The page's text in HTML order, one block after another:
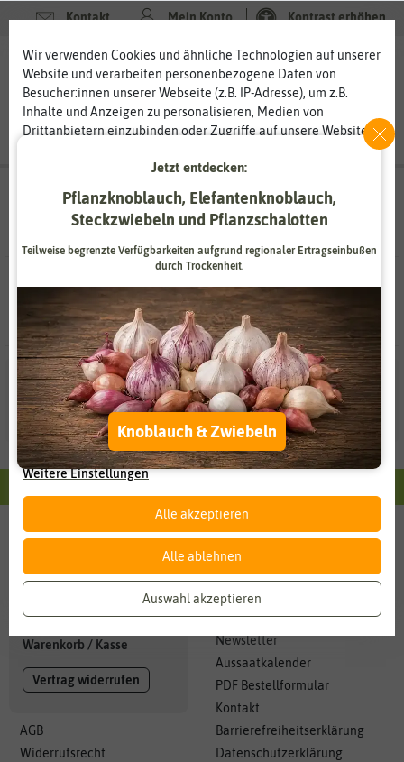
Kontakt Mein Konto Kontrast erhöhen
0 0
Anzucht & Gartenzubehör- Gartengeräte &
Gartenwerkzeuge- Ernten - Blumenkellen
Filter
Alle Informationen im Überblick
Anmelden
Warenkorb / Kasse
Vertrag widerrufen
AGB
Widerrufsrecht
Haltbarkeit
Zahlung + Versand
Karriere
Newsletter
Aussaatkalender
PDF Bestellformular
Kontakt
Barrierefreiheitserklärung
Datenschutzerklärung
Wir verwenden Cookies und ähnliche Technologien auf unserer
Website und verarbeiten personenbezogene Daten von
Besucher:innen unserer Webseite (z.B. IP-Adresse), um z.B.
Inhalte und Anzeigen zu personalisieren, Medien von
Drittanbietern einzubinden oder Zugriffe auf unsere Website
gesetzte Cookies. Wir teilen diese Daten mit Dritten, die wir in
den Einstellungen benennen.
Die Datenverarbeitung kann mit Einwilligung oder aufgrund
eines berechtigten Interesses erfolgen. Die Zustimmung kann
erteilt oder abgelehnt werden. Es besteht das Recht, nicht
einzuwilligen und die Einwilligung zu einem späteren
Informationen zur Verwendung personenbezogener Daten und
den Diensten erklären wir in unsererDaten­schutz­erklärung
Essenziell Statistik
Zahlungsdienstleister Marketing
Externe Medien Funktional
Weitere Einstellungen
Alle akzeptieren
Alle ablehnen
Auswahl akzeptieren
Jetzt entdecken:
Pflanzknoblauch, Elefantenknoblauch,
Steckzwiebeln und Pflanzschalotten
Teilweise begrenzte Verfügbarkeiten aufgrund regionaler Ertragseinbußen
durch Trockenheit.
Knoblauch & Zwiebeln